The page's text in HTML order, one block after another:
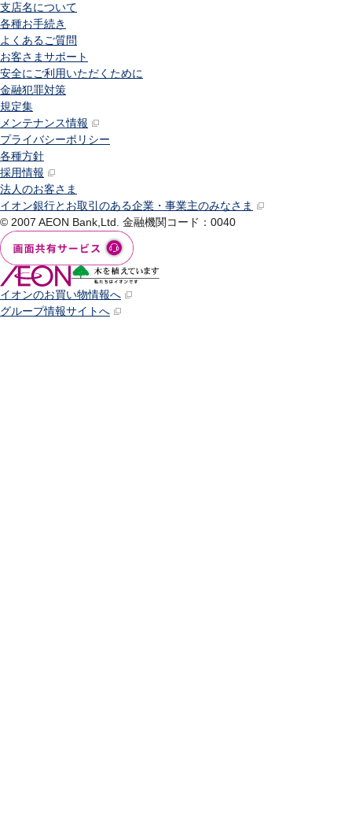
支店名について
各種お手続き
よくあるご質問
お客さまサポート
安全にご利用いただくために
金融犯罪対策
規定集
メンテナンス情報
プライバシーポリシー
各種方針
採用情報
法人のお客さま
イオン銀行とお取引のある企業・事業主のみなさま
© 2007 AEON Bank,Ltd. 金融機関コード：0040
イオンのお買い物情報へ
グループ情報サイトへ